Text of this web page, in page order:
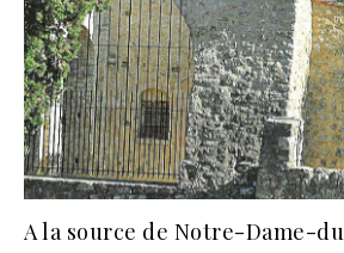
A la source de Notre-Dame-